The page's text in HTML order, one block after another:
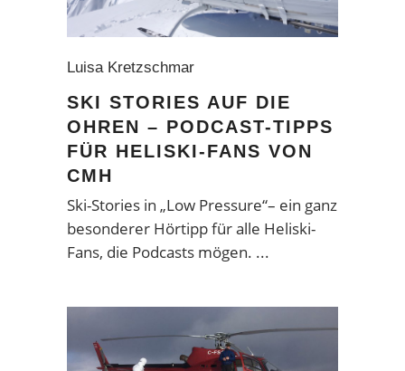
Luisa Kretzschmar
SKI STORIES AUF DIE
OHREN – PODCAST-TIPPS
FÜR HELISKI-FANS VON
CMH
Ski-Stories in „Low Pressure“– ein ganz
besonderer Hörtipp für alle Heliski-
Fans, die Podcasts mögen.